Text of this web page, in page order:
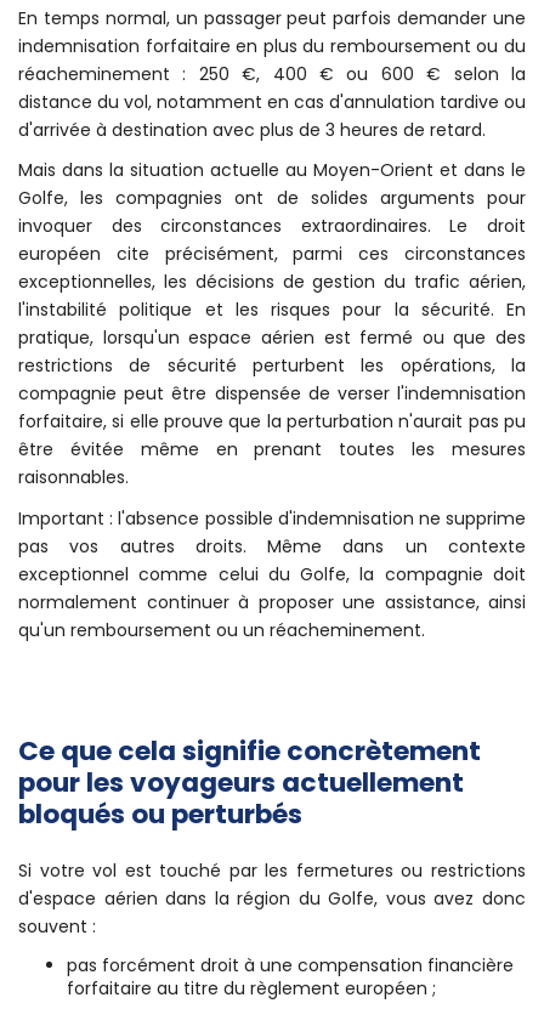
En temps normal, un passager peut parfois demander une
indemnisation forfaitaire en plus du remboursement ou du
réacheminement : 250 €, 400 € ou 600 € selon la
distance du vol, notamment en cas d'annulation tardive ou
d'arrivée à destination avec plus de 3 heures de retard.
Mais dans la situation actuelle au Moyen-Orient et dans le
Golfe, les compagnies ont de solides arguments pour
invoquer des circonstances extraordinaires. Le droit
européen cite précisément, parmi ces circonstances
exceptionnelles, les décisions de gestion du trafic aérien,
l'instabilité politique et les risques pour la sécurité. En
pratique, lorsqu'un espace aérien est fermé ou que des
restrictions de sécurité perturbent les opérations, la
compagnie peut être dispensée de verser l'indemnisation
forfaitaire, si elle prouve que la perturbation n'aurait pas pu
être évitée même en prenant toutes les mesures
raisonnables.
Important : l'absence possible d'indemnisation ne supprime
pas vos autres droits. Même dans un contexte
exceptionnel comme celui du Golfe, la compagnie doit
normalement continuer à proposer une assistance, ainsi
qu'un remboursement ou un réacheminement.
Ce que cela signifie concrètement
pour les voyageurs actuellement
bloqués ou perturbés
Si votre vol est touché par les fermetures ou restrictions
d'espace aérien dans la région du Golfe, vous avez donc
souvent :
pas forcément droit à une compensation financière
forfaitaire au titre du règlement européen ;